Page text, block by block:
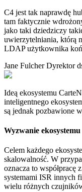
C4 jest tak naprawdę
tam faktycznie
jako taki dziedziczy
uwierzytelniania, którą
LDAP użytkownika
Jane FulcherDyrektor
Ideą ekosystemu
inteligentnego
są jednak pozbawione
Wyzwanie ekosystemu
Celem każdego
skalowalność. W
oznacza to współpracę
systemami ISR innych
wielu różnych